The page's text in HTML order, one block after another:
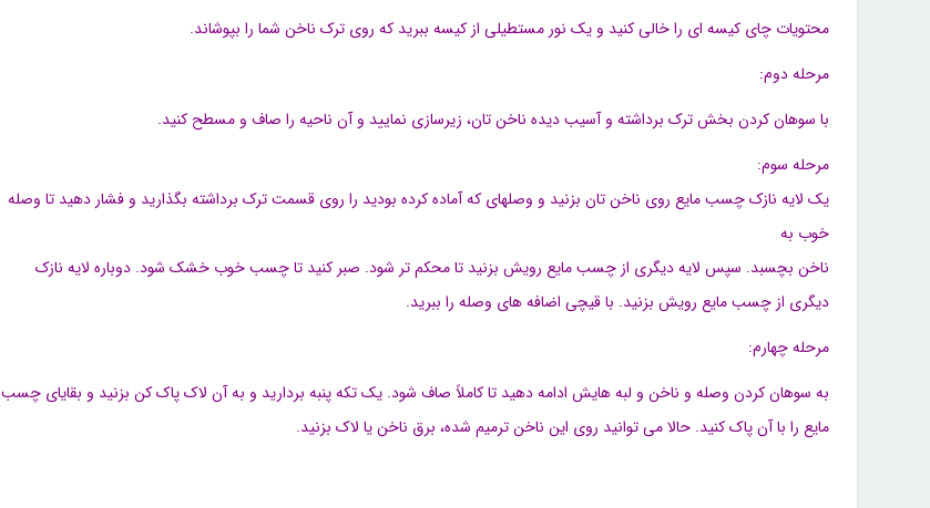
محتویات چای کیسه ای را خالی کنید و یک نور مستطیلی از کیسه ببرید که روی ترک ناخن شما را بپوشاند.
مرحله دوم:
با سوهان کردن بخش ترک برداشته و آسیب دیده ناخن تان، زیرسازی نمایید و آن ناحیه را صاف و مسطح کنید.
مرحله سوم:
یک لایه نازک چسب مایع روی ناخن تان بزنید و وصلهای که آماده کرده بودید را روی قسمت ترک برداشته بگذارید و فشار دهید تا وصله
خوب به
ناخن بچسبد. سپس لایه دیگری از چسب مایع رویش بزنید تا محکم تر شود. صبر کنید تا چسب خوب خشک شود. دوباره لایه نازک
دیگری از چسب مایع رویش بزنید. با قیچی اضافه های وصله را ببرید.
مرحله چهارم:
به سوهان کردن وصله و ناخن و لبه هایش ادامه دهید تا کاملاً صاف شود. یک تکه پنبه بردارید و به آن لاک پاک کن بزنید و بقایای چسب
مایع را با آن پاک کنید. حالا می توانید روی این ناخن ترمیم شده، برق ناخن یا لاک بزنید.